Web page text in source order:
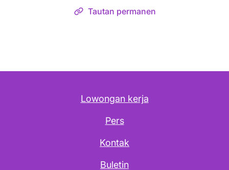
Tautan permanen
Lowongan kerja
Pers
Kontak
Buletin